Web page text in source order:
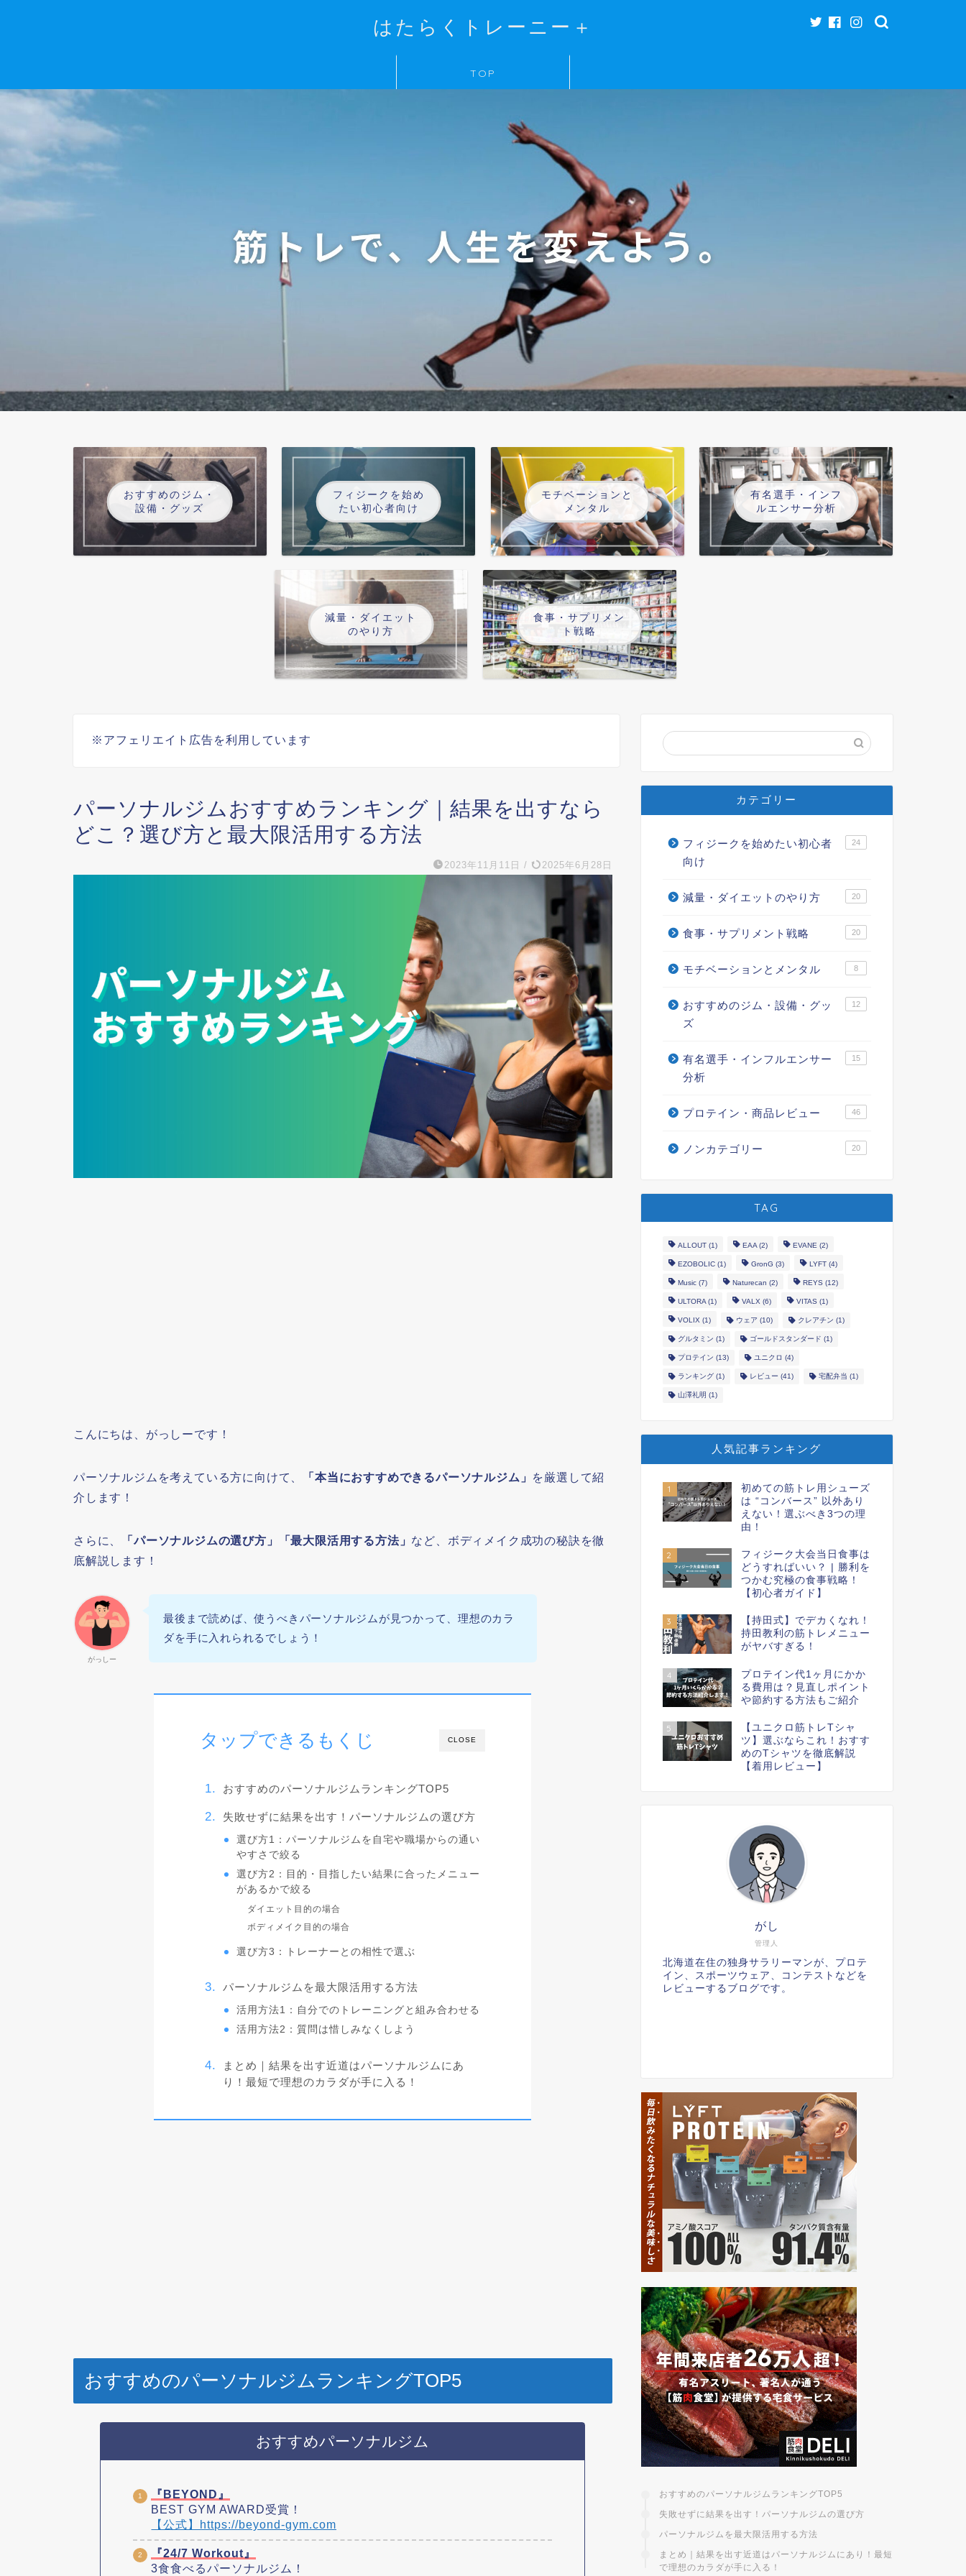
はたらくトレーニー＋
TOP
おすすめのジム・
設備・グッズ
フィジークを始め
たい初心者向け
モチベーションと
メンタル
有名選手・インフ
ルエンサー分析
減量・ダイエット
のやり方
食事・サプリメン
ト戦略
※アフェリエイト広告を利用しています
パーソナルジムおすすめランキング｜結果を出すなら
どこ？選び方と最大限活用する方法
2023年11月11日 / 2025年6月28日
こんにちは、がっしーです！
パーソナルジムを考えている方に向けて、 「本当におすすめできるパーソナルジム」 を厳選して紹
介します！
さらに、 「パーソナルジムの選び方」「最大限活用する方法」 など、ボディメイク成功の秘訣を徹
底解説します！
がっしー
最後まで読めば、使うべきパーソナルジムが見つかって、理想のカラ
ダを手に入れられるでしょう！
CLOSE
タップできるもくじ
おすすめのパーソナルジムランキングTOP5
失敗せずに結果を出す！パーソナルジムの選び方
選び方1：パーソナルジムを自宅や職場からの通い
やすさで絞る
選び方2：目的・目指したい結果に合ったメニュー
があるかで絞る
ダイエット目的の場合
ボディメイク目的の場合
選び方3：トレーナーとの相性で選ぶ
パーソナルジムを最大限活用する方法
活用方法1：自分でのトレーニングと組み合わせる
活用方法2：質問は惜しみなくしよう
まとめ｜結果を出す近道はパーソナルジムにあ
り！最短で理想のカラダが手に入る！
おすすめのパーソナルジムランキングTOP5
おすすめパーソナルジム
『BEYOND』
BEST GYM AWARD受賞！
【公式】https://beyond-gym.com
『24/7 Workout』
3食食べるパーソナルジム！
カテゴリー
フィジークを始めたい初心者
向け
24
減量・ダイエットのやり方 20
食事・サプリメント戦略 20
モチベーションとメンタル 8
おすすめのジム・設備・グッ
ズ
12
有名選手・インフルエンサー
分析
15
プロテイン・商品レビュー 46
ノンカテゴリー 20
TAG
ALLOUT(1) EAA(2) EVANE(2)
EZOBOLIC(1) GronG (3) LYFT(4)
Music(7) Naturecan (2) REYS (12)
ULTORA(1) VALX(6) VITAS (1)
VOLIX(1) ウェア (10) クレアチン (1)
グルタミン (1) ゴールドスタンダード (1)
プロテイン (13) ユニクロ (4)
ランキング(1) レビュー (41) 宅配弁当 (1)
山澤礼明 (1)
人気記事ランキング
1
初めての筋トレ用シューズ
は “コンバース” 以外あり
えない！選ぶべき3つの理
由！
2
フィジーク大会当日食事は
どうすればいい？ | 勝利を
つかむ究極の食事戦略！
【初心者ガイド】
3
【持田式】でデカくなれ！
持田教利の筋トレメニュー
がヤバすぎる！
4
プロテイン代1ヶ月にかか
る費用は？見直しポイント
や節約する方法もご紹介
5
【ユニクロ筋トレTシャ
ツ】選ぶならこれ！おすす
めのTシャツを徹底解説
【着用レビュー】
管理人
がし
北海道在住の独身サラリーマンが、プロテ
イン、スポーツウェア、コンテストなどを
レビューするブログです。
おすすめのパーソナルジムランキングTOP5
失敗せずに結果を出す！パーソナルジムの選び方
パーソナルジムを最大限活用する方法
まとめ｜結果を出す近道はパーソナルジムにあり！最短
で理想のカラダが手に入る！